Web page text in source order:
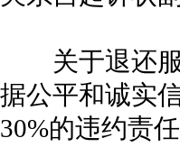
关于退还服
据公平和诚实
30%的违约责